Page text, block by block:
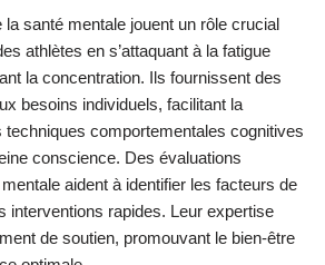
cultiver la résilience et maintenir une
l’entraînement et la compétition.
de la
jouent-ils dans la
des athlètes ?
santé mentale jouent un rôle crucial